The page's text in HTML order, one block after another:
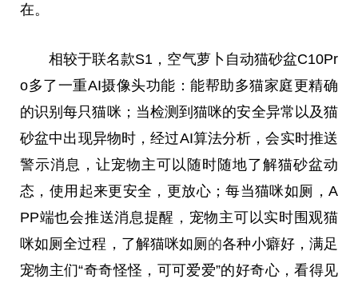
在。
相较于联名款S1，空气萝卜自动猫砂盆C10Pr
o多了一重AI摄像头功能：能帮助多猫家庭更精确
的识别每只猫咪；当检测到猫咪的安全异常以及猫
砂盆中出现异物时，经过AI算法分析，会实时推送
警示消息，让宠物主可以随时随地了解猫砂盆动
态，使用起来更安全，更放心；每当猫咪如厕，A
PP端也会推送消息提醒，宠物主可以实时围观猫
咪如厕全过程，了解猫咪如厕的各种小癖好，满足
宠物主们“奇奇怪怪，可可爱爱”的好奇心，看得见